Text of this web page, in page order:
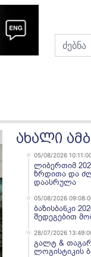
ახალი
05/08/2026
ლიბერთიმ
ზრდითა და
დაასრულა
05/08/2026
ბაზისბანკი
შედეგებით
28/07/2026
გალტ &
ლოგისტიკის